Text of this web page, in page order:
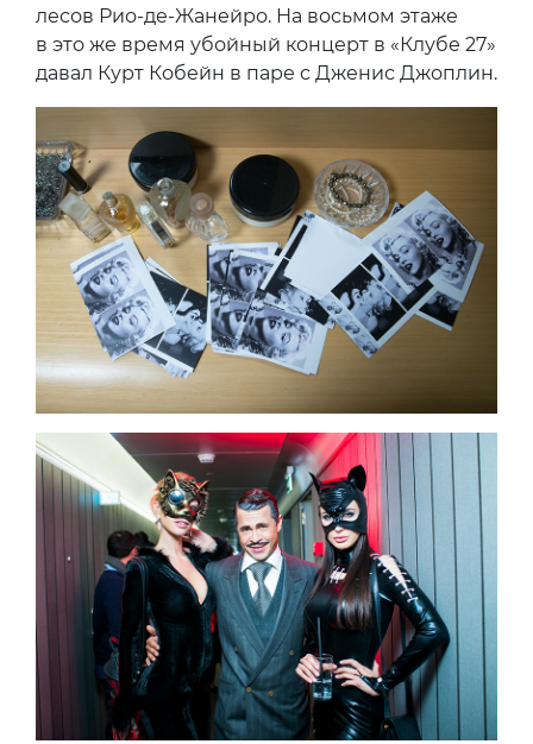
лесов Рио-де-Жанейро. На восьмом этаже
в это же время убойный концерт в «Клубе 27»
давал Курт Кобейн в паре с Дженис Джоплин.